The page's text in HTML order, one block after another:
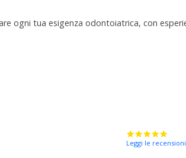
ogni tua esigenza odontoiatrica, con
Leggi le recensioni